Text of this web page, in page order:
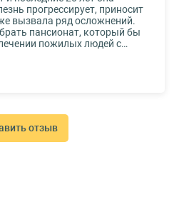
прогрессирует, приносит
вызвала ряд осложнений.
пансионат, который бы
пожилых людей с
подошли со всей
чтобы за прабабушкой
заведением оказался
Находится в Москве, в
проведывать дорогого нам
отзыв